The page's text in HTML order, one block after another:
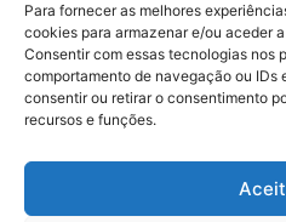
Para fornecer as melhores
cookies para armazenar e/ou aceder
Consentir com essas tecnologias nos
comportamento de navegação ou IDs
consentir ou retirar o consentimento
recursos e funções.
Política de cookies
Megaimprime © 2025 |
Todos os Direitos